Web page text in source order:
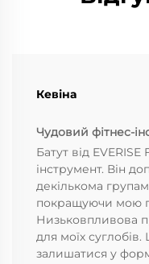
Кевіна
Чудовий фітнес-
Батут від
інструмент. Він
декількома
покращуючи мою
Низьковпливова
для моїх
залишатися у